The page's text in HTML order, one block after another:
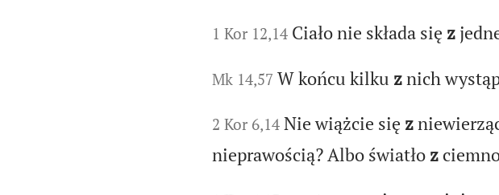
1 Kor 12,14 Ciało nie składa się z
Mk 14,57 W końcu kilku znich
2 Kor 6,14 Nie wiążcie się z
nieprawością? Albo światło z